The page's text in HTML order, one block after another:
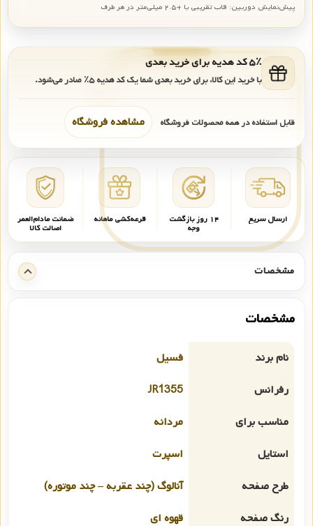
پیش‌نمایش دوربین: قاب تقریبی با +۲.۵ میلی‌متر در هر طرف
۵٪ کد هدیه برای خرید بعدی
با خرید این کالا، برای خرید بعدی شما یک کد هدیه۵٪ صادر می‌شود.
قابل استفاده در همه محصولات فروشگاه مشاهده فروشگاه
ارسال سریع ۱۴ روز بازگشت
وجه
قرعه‌کشی ماهانه ضمانت مادام‌العمر
اصالت کالا
مشخصات
مشخصات
نام برند
فسیل
رفرانس
JR1355
مناسب برای
مردانه
استایل
اسپرت
طرح صفحه
آنالوگ (چند عقربه – چند موتوره)
رنگ صفحه
قهوه ای